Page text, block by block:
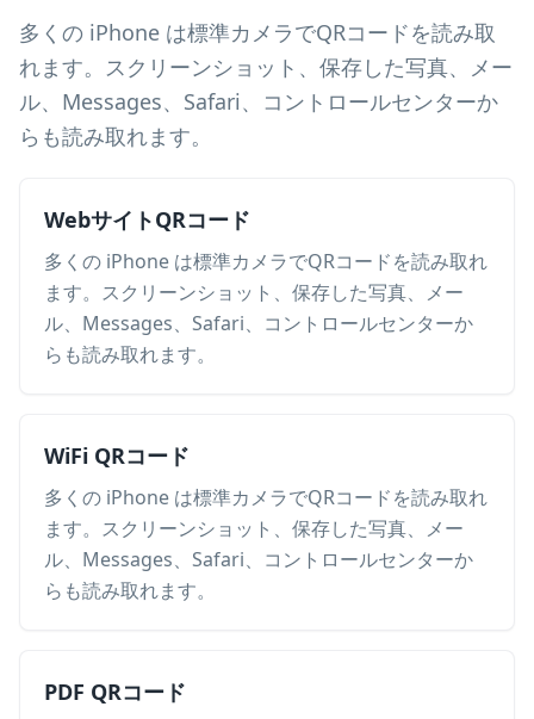
多くの iPhone は標準カメラでQRコードを読み取
れます。スクリーンショット、保存した写真、メー
ル、Messages、Safari、コントロールセンターか
らも読み取れます。
WebサイトQRコード
多くの iPhone は標準カメラでQRコードを読み取れ
ます。スクリーンショット、保存した写真、メー
ル、Messages、Safari、コントロールセンターか
らも読み取れます。
WiFi QRコード
多くの iPhone は標準カメラでQRコードを読み取れ
ます。スクリーンショット、保存した写真、メー
ル、Messages、Safari、コントロールセンターか
らも読み取れます。
PDF QRコード